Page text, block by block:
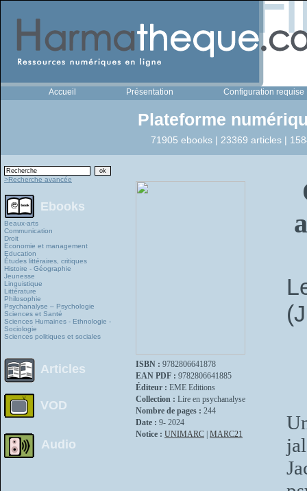
Accueil Présentation Configuration requise
Plateforme
71905 ebooks | 23369 articles |
>Recherche avancée
Ebooks
Beaux-arts
Communication
Droit
Economie et management
Education
Études littéraires, critiques
Histoire - Géographie
Jeunesse
Linguistique
Littérature
Philosophie
Psychanalyse – Psychologie
Sciences et Santé
Sciences Humaines - Ethnologie -
Sociologie
Sciences politiques et sociales
Articles
VOD
Audio
ISBN : 9782806641878
EAN PDF : 9782806641885
Éditeur : EME Editions
Collection : Lire en psychanalyse
Nombre de pages : 244
Date : 9- 2024
Notice : UNIMARC MARC21